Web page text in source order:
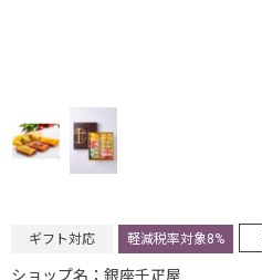
ギフト対応 軽減税率対象8%
ショップ名： 銀座千疋屋